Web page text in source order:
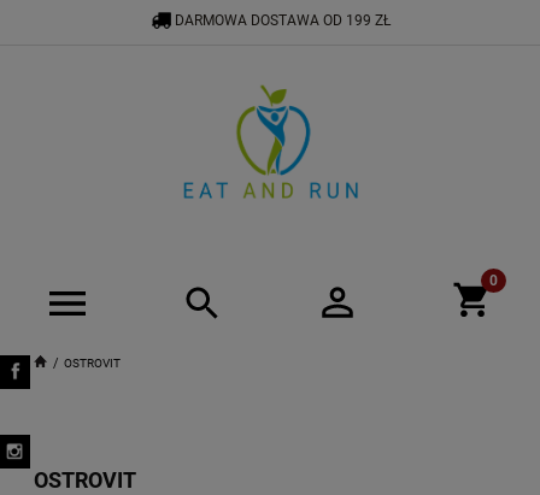
OSTROVIT
DARMOWA DOSTAWA OD 199 ZŁ
OSTROVIT